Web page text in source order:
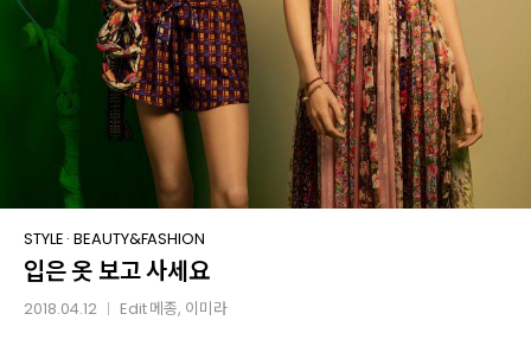
입은
옷
보고
STYLE ·BEAUTY&FASHION
입은 옷 보고 사세요
2018.04.12 Edit메종, 이미라